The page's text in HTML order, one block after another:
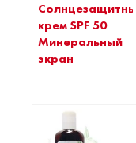
Солнцезащитный
крем SPF 50
Минеральный
экран